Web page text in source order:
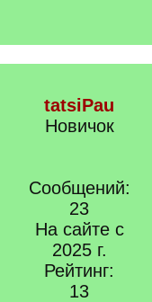
tatsiPau
Новичок
Сообщений:
23
На сайте с
2025 г.
Рейтинг:
13